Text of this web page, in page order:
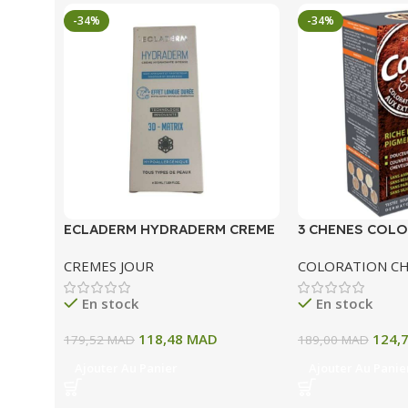
-34%
ECLADERM HYDRADERM CREME
ML
CREMES JOUR
En stock
179,52MAD 118,48 MAD
-34%
3 CHENES
A BLOND CLAIR
COLORATION
En stock
189,00MAD